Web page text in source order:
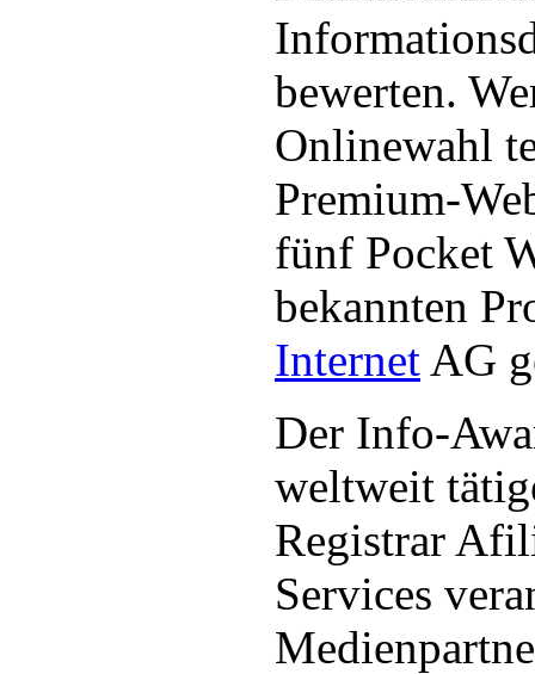
bewerten.
Onlinewahl
Premium-
fünf Pocket
bekannten
Internet AG
Der Info-
weltweit
Registrar
Services